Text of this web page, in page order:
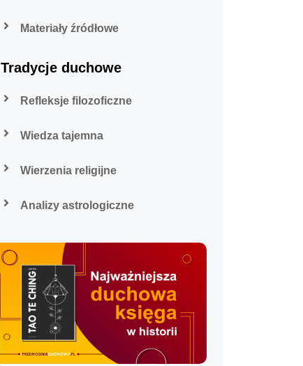
Materiały źródłowe
Tradycje duchowe
Refleksje filozoficzne
Wiedza tajemna
Wierzenia religijne
Analizy astrologiczne